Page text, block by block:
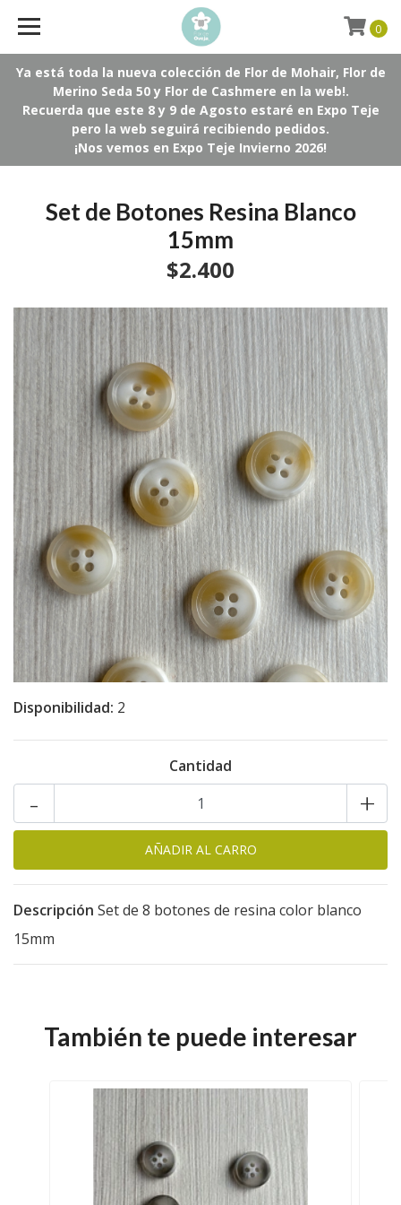
Ya está toda la nueva colección de Flor de Mohair, Flor de
Merino Seda 50 y Flor de Cashmere en la web!.
Recuerda que este 8 y 9 de Agosto estaré en Expo Teje
pero la web seguirá recibiendo pedidos.
¡Nos vemos en Expo Teje Invierno 2026!
0
Set de Botones Resina Blanco
15mm
$2.400
Disponibilidad: 2
Cantidad
+
-
Descripción Set de 8 botones de resina color blanco
15mm
También te puede interesar